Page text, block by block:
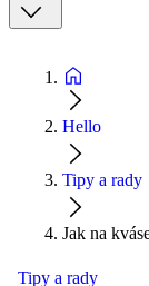
Hello
Tipy a rady
Jak na
Tipy a rady